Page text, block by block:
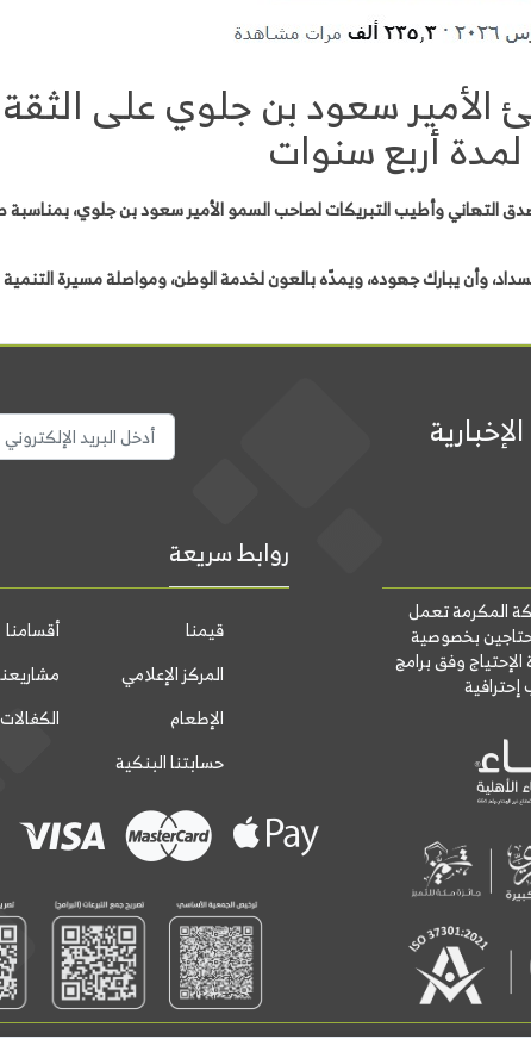
الأمير سعود بن جلوي على
أربع سنوات
التهاني وأطيب التبريكات لصاحب السمو الأمير سعود بن جلوي، بمناسبة
وأن يبارك جهوده، ويمدّه بالعون لخدمة الوطن، ومواصلة مسيرة التنمية
المكرمة تعمل
بخصوصية
وفق برامج
روابط سريعة
قيمنا
أقسامنا
المركز الإعلامي
الإطعام
الكفالات
حسابتنا البنكية